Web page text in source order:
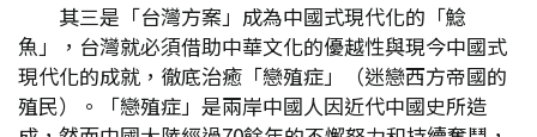
其三是「台灣方案」成為中國式現代化的「鯰
魚」，台灣就必須借助中華文化的優越性與現今中國式
現代化的成就，徹底治癒「戀殖症」（迷戀西方帝國的
殖民）。「戀殖症」是兩岸中國人因近代中國史所造